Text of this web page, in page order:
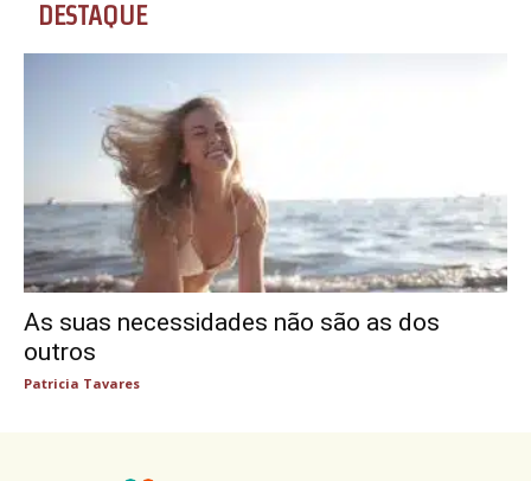
DESTAQUE
As suas necessidades não são as dos
outros
Patricia Tavares